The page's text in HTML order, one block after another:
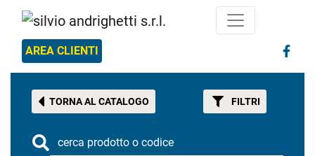
AREA CLIENTI
TORNA AL CATALOGO FILTRI